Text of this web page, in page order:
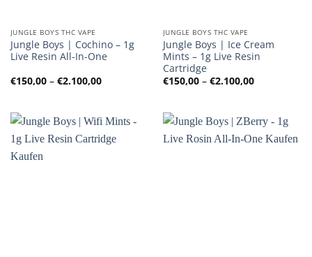
JUNGLE BOYS THC VAPE
Jungle Boys | Cochino – 1g
Live Resin All-In-One
€150,00 – €2.100,00Preisspanne:
€150,00
JUNGLE BOYS THC VAPE
Jungle Boys | Ice Cream
Mints – 1g Live Resin
Cartridge
€150,00 – €2.100,00
€150,00